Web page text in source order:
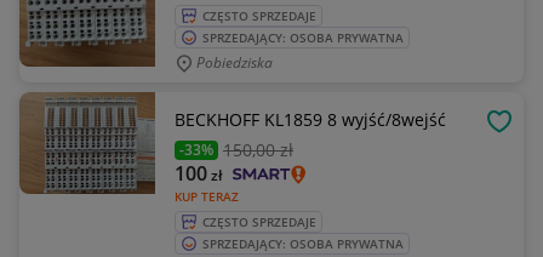
CZĘSTO SPRZEDAJE
SPRZEDAJĄCY: OSOBA PRYWATNA
Pobiedziska
BECKHOFF KL1859 8 wyjść/8wejść
-33% 150,00 zł
KUP TERAZ
100zł
CZĘSTO SPRZEDAJE
SPRZEDAJĄCY: OSOBA PRYWATNA